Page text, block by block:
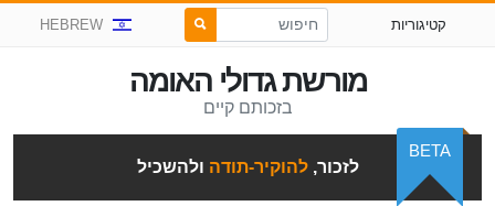
קטיגוריות HEBREW
מורשת גדולי האומה
בזכותם קיים
לזכור,להוקיר-תודה ולהשכיל
BETA